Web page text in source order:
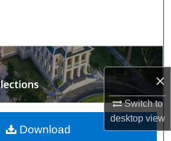
×
Switch to
desktopview
Collections
My Account
About
Commons Network™
Download